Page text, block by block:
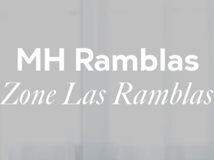
MH Ramblas
Zone Las Ramblas